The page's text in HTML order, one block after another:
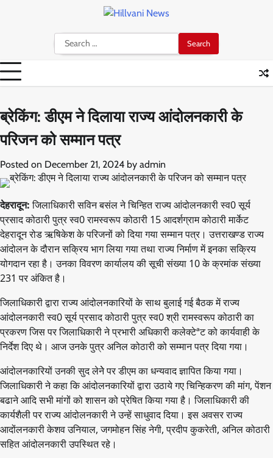
Search
for:
ब्रेकिंग: डीएम ने दिलाया राज्य आंदोलनकारी के
परिजन को सम्मान पत्र
Posted on December 21, 2024 by admin
देहरादून:जिलाधिकारी सविन बसंल ने चिन्हित राज्य आंदोलनकारी स्व0 सूर्य
प्रसाद कोठारी पुत्र स्व0 रामस्वरूप कोठारी 15 आदर्शग्राम कोठारी मार्केट
देहरादून रोड ऋषिकेश के परिजनों को दिया गया सम्मान पत्र। उत्तराखण्ड राज्य
आंदोलन के दौरान सक्रिय भाग लिया गया तथा राज्य निर्माण में इनका सक्रिय
योगदान रहा है। उनका विवरण कार्यालय की सूची संख्या 10 के क्रमांक संख्या
231 पर अंकित है।
जिलाधिकारी द्वारा राज्य आंदोलनकारियों के साथ बुलाई गई बैठक में राज्य
आंदोलनकारी स्व0 सूर्य प्रसाद कोठारी पुत्र स्व0 श्री रामस्वरूप कोठारी का
प्रकरण जिस पर जिलाधिकारी ने प्रभारी अधिकारी कलेक्टेªट को कार्यवाही के
निर्देश दिए थे। आज उनके पुत्र अनिल कोठारी को सम्मान पत्र दिया गया।
आंदोलनकारियों उनकी सुद लेनेे पर डीएम का धन्यवाद ज्ञापित किया गया।
जिलाधिकारी ने कहा कि आंदोलनकारियों द्वारा उठाये गए चिन्हिकरण की मांग, पेंशन
बढाने आदि सभी मांगों को शासन को प्रेषित किया गया है। जिलाधिकारी की
कार्यशैली पर राज्य आंदोलनकारी ने उन्हें साधुवाद दिया। इस अवसर राज्य
आदोंलनकारी केशव उनियाल, जगमोहन सिंह नेगी, प्रदीप कुकरेती, अनिल कोठारी
सहित आंदोलनकारी उपस्थित रहे।